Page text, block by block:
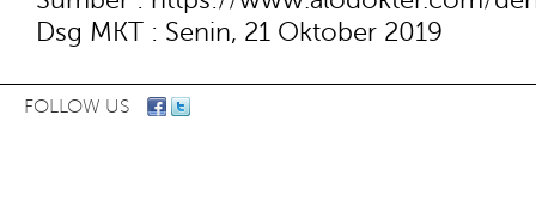
Dsg MKT : Senin, 21 Oktober 2019
FOLLOW US